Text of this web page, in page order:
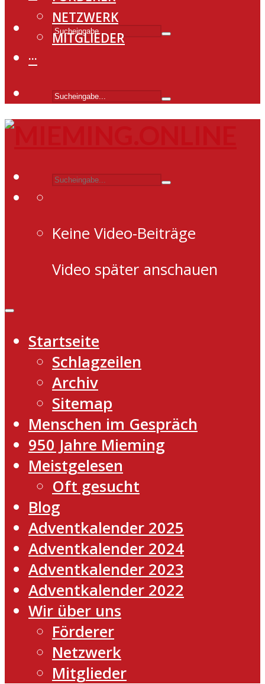
NETZWERK
MITGLIEDER
···
Keine Video-Beiträge
Video später anschauen
Startseite
Schlagzeilen
Archiv
Sitemap
Menschen im Gespräch
950 Jahre Mieming
Meistgelesen
Oft gesucht
Blog
Adventkalender 2025
Adventkalender 2024
Adventkalender 2023
Adventkalender 2022
Wir über uns
Förderer
Netzwerk
Mitglieder